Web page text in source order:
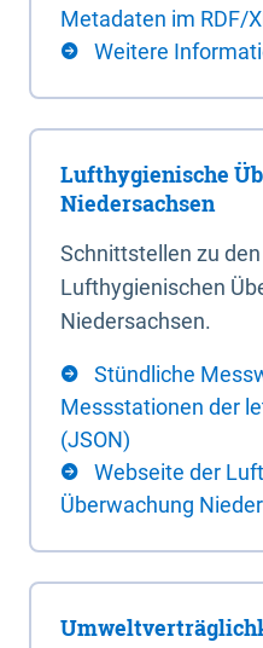
Metadaten im RDF/
Weitere
Lufthygienische
Niedersachsen
Schnittstellen zu
Lufthygienischen
Niedersachsen.
Stündliche
Messstationen der
(JSON)
Webseite der
Überwachung